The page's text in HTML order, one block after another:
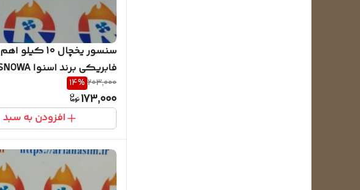
سنسور یخچال 10 کیلو اهم
فابریکی برند اسنوا SNOWA
203,000
14%
173,000
افزودن به سبد